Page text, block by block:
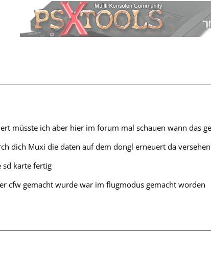
müsste ich aber hier im forum mal schauen wann das
dich Muxi die daten auf dem dongl erneuert da
sd karte fertig
cfw gemacht wurde war im flugmodus gemacht worden